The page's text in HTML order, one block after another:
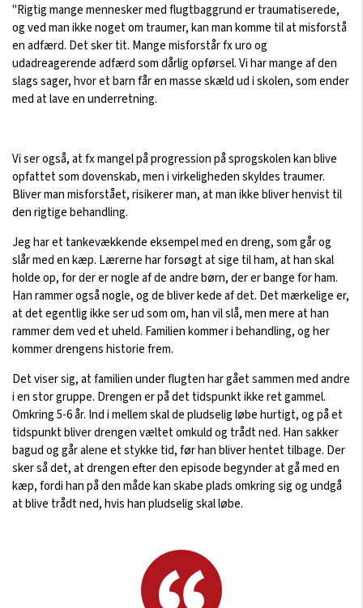
"Rigtig mange mennesker med flugtbaggrund er traumatiserede,
og ved man ikke noget om traumer, kan man komme til at misforstå
en adfærd. Det sker tit. Mange misforstår fx uro og
udadreagerende adfærd som dårlig opførsel. Vi har mange af den
slags sager, hvor et barn får en masse skæld ud i skolen, som ender
med at lave en underretning.
Vi ser også, at fx mangel på progression på sprogskolen kan blive
opfattet som dovenskab, men i virkeligheden skyldes traumer.
Bliver man misforstået, risikerer man, at man ikke bliver henvist til
den rigtige behandling.
Jeg har et tankevækkende eksempel med en dreng, som går og
slår med en kæp. Lærerne har forsøgt at sige til ham, at han skal
holde op, for der er nogle af de andre børn, der er bange for ham.
Han rammer også nogle, og de bliver kede af det. Det mærkelige er,
at det egentlig ikke ser ud som om, han vil slå, men mere at han
rammer dem ved et uheld. Familien kommer i behandling, og her
kommer drengens historie frem.
Det viser sig, at familien under flugten har gået sammen med andre
i en stor gruppe. Drengen er på det tidspunkt ikke ret gammel.
Omkring 5-6 år. Ind i mellem skal de pludselig løbe hurtigt, og på et
tidspunkt bliver drengen væltet omkuld og trådt ned. Han sakker
bagud og går alene et stykke tid, før han bliver hentet tilbage. Der
sker så det, at drengen efter den episode begynder at gå med en
kæp, fordi han på den måde kan skabe plads omkring sig og undgå
at blive trådt ned, hvis han pludselig skal løbe.